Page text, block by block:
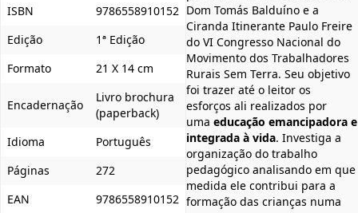
ISBN
9786558910152
Edição
1ª Edição
Formato
21 X 14 cm
Encadernação
Livro brochura
(paperback)
Idioma
Português
Páginas
272
EAN
9786558910152
Dom Tomás Balduíno e a
Ciranda Itinerante Paulo Freire
do VI Congresso Nacional do
Movimento dos Trabalhadores
Rurais Sem Terra. Seu objetivo
foi trazer até o leitor os
esforços ali realizados por
uma educação emancipadora e
integrada à vida. Investiga a
organização do trabalho
pedagógico analisando em que
medida ele contribui para a
formação das crianças numa